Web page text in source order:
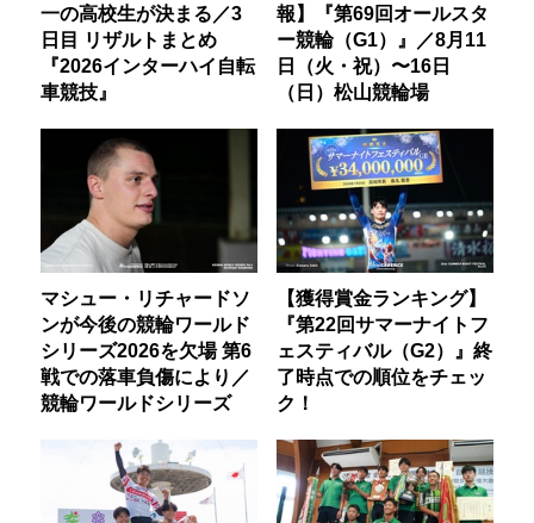
一の高校生が決まる／3
日目 リザルトまとめ
『2026インターハイ自転
車競技』
報】『第69回オールスタ
ー競輪（G1）』／8月11
日（火・祝）〜16日
（日）松山競輪場
マシュー・リチャードソ
ンが今後の競輪ワールド
シリーズ2026を欠場 第6
戦での落車負傷により／
競輪ワールドシリーズ
【獲得賞金ランキング】
『第22回サマーナイトフ
ェスティバル（G2）』終
了時点での順位をチェッ
ク！